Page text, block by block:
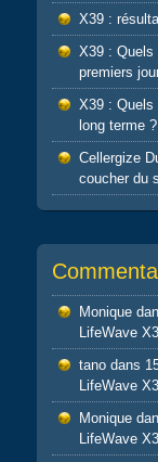
X39 :
X39 : Quels
premiers
X39 : Quels
long terme ?
Cellergize
coucher du
Monique
LifeWave
tanodans
LifeWave
Monique
LifeWave